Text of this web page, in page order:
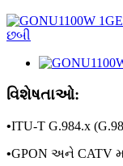
વિશેષતાઓ:
•ITU-T G.984.x
•GPON અને CATV